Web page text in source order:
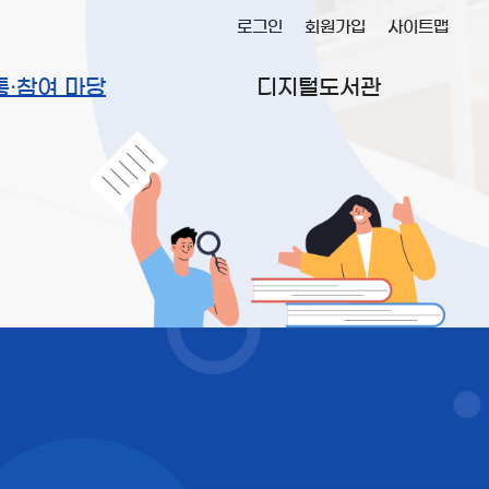
·참여 마당 디지털도서관
로그인 회원가입 사이트맵